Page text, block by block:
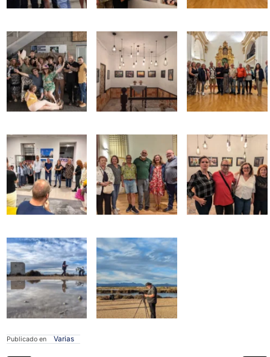
Publicado en Varias